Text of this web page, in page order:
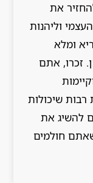
את
וליהנות
ומלא
זכרו, אתם
רבות שיכולות
להשיג את
חולמים